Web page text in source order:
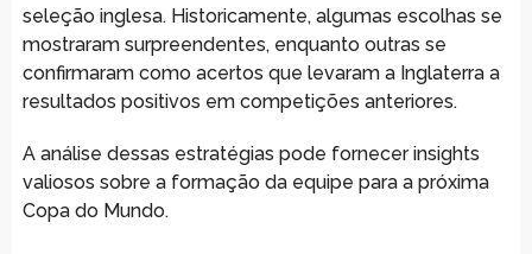
seleção inglesa. Historicamente, algumas escolhas se
mostraram surpreendentes, enquanto outras se
confirmaram como acertos que levaram a Inglaterra a
resultados positivos em competições anteriores.
A análise dessas estratégias pode fornecer insights
valiosos sobre a formação da equipe para a próxima
Copa do Mundo.